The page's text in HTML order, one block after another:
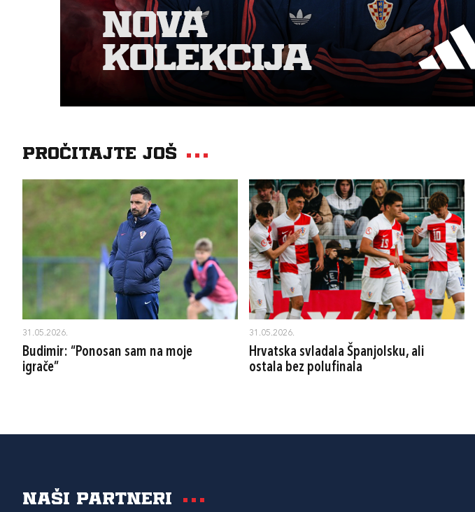
Pročitajte još
31.05.2026.
Budimir: “Ponosan sam na moje
igrače”
31.05.2026.
Hrvatska svladala Španjolsku, ali
ostala bez polufinala
Naši partneri